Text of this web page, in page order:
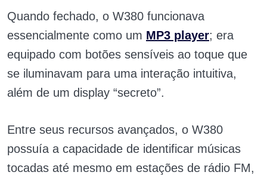
Quando fechado, o W380 funcionava
essencialmente como um MP3 player; era
equipado com botões sensíveis ao toque que
se iluminavam para uma interação intuitiva,
além de um display “secreto”.
Entre seus recursos avançados, o W380
possuía a capacidade de identificar músicas
tocadas até mesmo em estações de rádio FM,